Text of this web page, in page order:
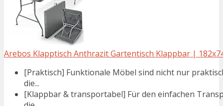
Arebos Klapptisch Anthrazit Gartentisch Klappbar |
[Praktisch] Funktionale Möbel sind nicht nur
die...
[Klappbar & transportabel] Für den einfachen